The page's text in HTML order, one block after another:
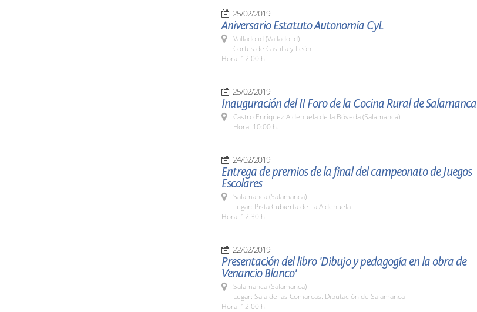
25/02/2019
Aniversario Estatuto Autonomía CyL
Valladolid (Valladolid)
Cortes de Castilla y León
Hora: 12:00 h.
25/02/2019
Inauguración del II Foro de la Cocina Rural de Salamanca
Castro Enriquez Aldehuela de la Bóveda (Salamanca)
Hora: 10:00 h.
24/02/2019
Entrega de premios de la final del campeonato de Juegos
Escolares
Salamanca (Salamanca)
Lugar: Pista Cubierta de La Aldehuela
Hora: 12:30 h.
22/02/2019
Presentación del libro 'Dibujo y pedagogía en la obra de
Venancio Blanco'
Salamanca (Salamanca)
Lugar: Sala de las Comarcas. Diputación de Salamanca
Hora: 12:00 h.